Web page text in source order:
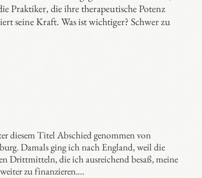
Praktiker, die ihre therapeutische Potenz
seine Kraft. Was ist wichtiger? Schwer zu
diesem Titel Abschied genommen von
Damals ging ich nach England, weil die
Drittmitteln, die ich ausreichend besaß, meine
zu finanzieren.…